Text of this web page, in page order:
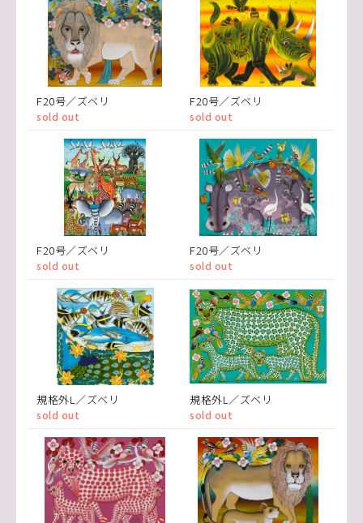
F20号／ズベリ
sold out
F20号／ズベリ
sold out
F20号／ズベリ
sold out
F20号／ズベリ
sold out
規格外L／ズベリ
sold out
規格外L／ズベリ
sold out